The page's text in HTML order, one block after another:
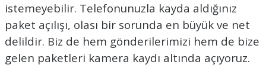
istemeyebilir. Telefonunuzla kayda aldığınız
paket açılışı, olası bir sorunda en büyük ve net
delildir. Biz de hem gönderilerimizi hem de bize
gelen paketleri kamera kaydı altında açıyoruz.